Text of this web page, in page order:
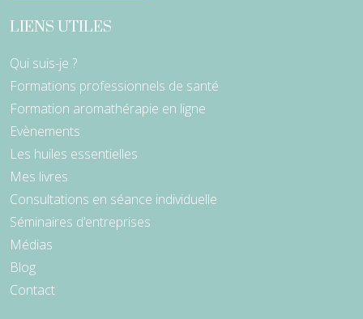
LIENS UTILES
Qui suis-je ?
Formations professionnels de santé
Formation aromathérapie en ligne
Evènements
Les huiles essentielles
Mes livres
Consultations en séance individuelle
Séminaires d’entreprises
Médias
Blog
Contact